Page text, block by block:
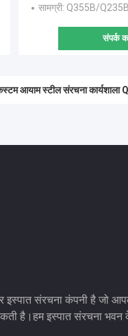
सामग्री: Q355B/
संपर्क
पूर्व इंजीनियर प्री फैब
संरचना कंपनी है जो
है।हम इस्पात संरचना भवन के